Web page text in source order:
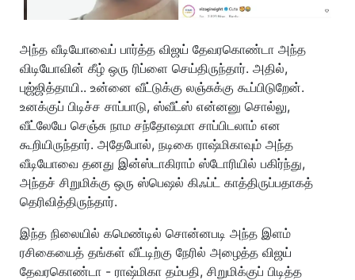
அந்த வீடியோவைப் பார்த்த விஜய் தேவரகொண்டா அந்த
விடியோவின் கீழ் ஒரு ரிப்ளை செய்திருந்தார். அதில்,
புஜ்ஜித்தாயி.. உன்னை வீட்டுக்கு லஞ்சுக்கு கூப்பிடுறேன்.
உனக்குப் பிடிச்ச சாப்பாடு, ஸ்வீட்ஸ் என்னனு சொல்லு,
வீட்லேயே செஞ்சு நாம சந்தோஷமா சாப்பிடலாம் என
கூறியிருந்தார். அதேபோல், நடிகை ராஷ்மிகாவும் அந்த
வீடியோவை தனது இன்ஸ்டாகிராம் ஸ்டோரியில் பகிர்ந்து,
அந்தச் சிறுமிக்கு ஒரு ஸ்பெஷல் கிஃப்ட் காத்திருப்பதாகத்
தெரிவித்திருந்தார்.
இந்த நிலையில் கமெண்டில் சொன்னபடி அந்த இளம்
ரசிகையைத் தங்கள் வீட்டிற்கு நேரில் அழைத்த விஜய்
தேவரகொண்டா - ராஷ்மிகா தம்பதி, சிறுமிக்குப் பிடித்த